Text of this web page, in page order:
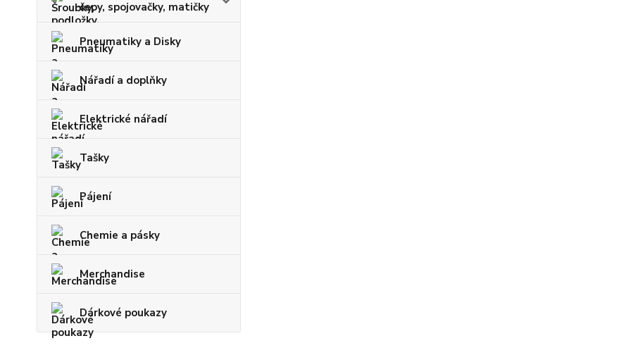
čepy, spojovačky, matičky
Pneumatiky a Disky
Nářadí a doplňky
Elektrické nářadí
Tašky
Pájení
Chemie a pásky
Merchandise
Dárkové poukazy